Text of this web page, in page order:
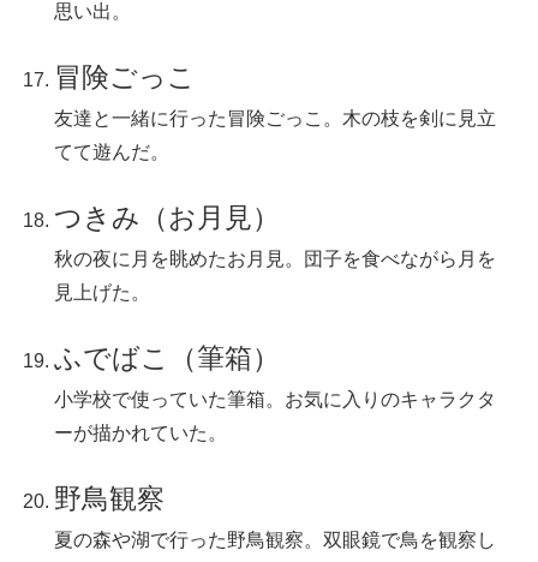
思い出。
冒険ごっこ
友達と一緒に行った冒険ごっこ。木の枝を剣に見立
てて遊んだ。
つきみ（お月見）
秋の夜に月を眺めたお月見。団子を食べながら月を
見上げた。
ふでばこ（筆箱）
小学校で使っていた筆箱。お気に入りのキャラクタ
ーが描かれていた。
野鳥観察
夏の森や湖で行った野鳥観察。双眼鏡で鳥を観察し